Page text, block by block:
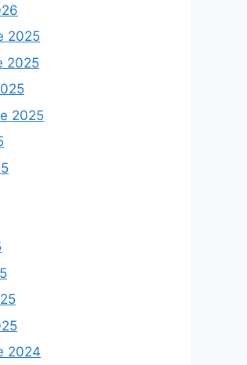
2025
2025
2025
2024